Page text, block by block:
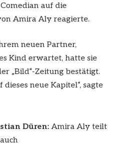
auf die
Amira Aly reagierte.
neuen Partner,
Kind erwartet, hatte sie
„Bild“-Zeitung bestätigt.
neue Kapitel“, sagte
Düren: Amira Aly teilt